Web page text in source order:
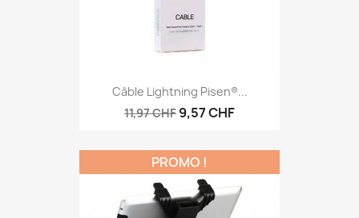
Câble Lightning Pisen®...
11,97 CHF 9,57 CHF
PROMO !